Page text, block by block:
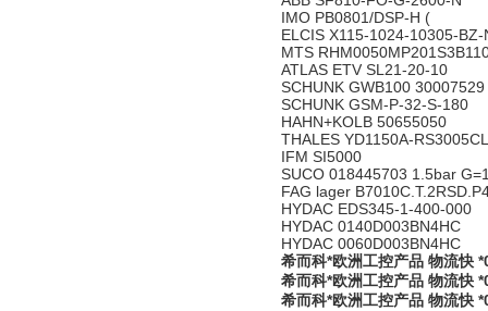
IMO PB0801/DSP-H (
ELCIS X115-1024-10305-
MTS
ATLAS ETV SL21-20-10
SCHUNK GWB100 30007529
SCHUNK GSM-P-32-S-180
HAHN+KOLB 50655050
THALES YD1150A-RS3005CL
IFM SI5000
SUCO 018445703 1.5bar
FAG lager
HYDAC EDS345-1-400-000
HYDAC 0140D003BN4HC
HYDAC 0060D003BN4HC
希而科*欧洲工控产品 物流快
希而科*欧洲工控产品 物流快
希而科*欧洲工控产品 物流快